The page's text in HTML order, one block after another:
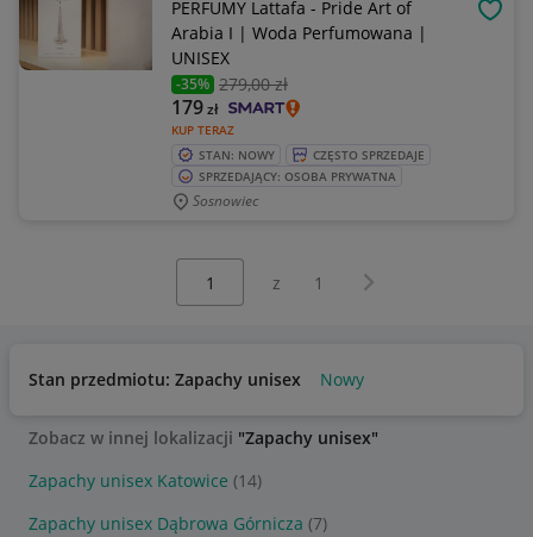
PERFUMY Lattafa - Pride Art of
Arabia I | Woda Perfumowana |
UNISEX
-35% 279,00 zł
KUP TERAZ
179zł
STAN: NOWY
CZĘSTO SPRZEDAJE
SPRZEDAJĄCY: OSOBA PRYWATNA
Sosnowiec
z 1 Następna strona
Stan przedmiotu: Zapachy unisex Nowy
Zobacz w innej lokalizacji "Zapachy unisex"
Zapachy unisex Katowice (14)
Zapachy unisex Dąbrowa Górnicza (7)